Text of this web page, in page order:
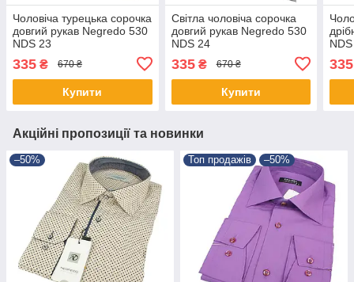
Чоловіча турецька сорочка
довгий рукав Negredo 530
NDS 23
335 ₴ 670 ₴
Купити
Світла чоловіча сорочка
довгий рукав Negredo 530
NDS 24
335₴ 670 ₴
Купити
335
Акційні пропозиції та новинки
–50% Топ продажів –50%